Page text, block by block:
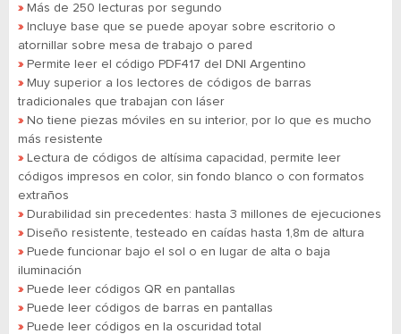
»Más de 250 lecturas por segundo
» Incluye base que se puede apoyar sobre escritorio o
atornillar sobre mesa de trabajo o pared
»Permite leer el código PDF417 del DNI Argentino
»Muy superior a los lectores de códigos de barras
tradicionales que trabajan con láser
»No tiene piezas móviles en su interior, por lo que es mucho
más resistente
»Lectura de códigos de altísima capacidad, permite leer
códigos impresos en color, sin fondo blanco o con formatos
extraños
»Durabilidad sin precedentes: hasta 3 millones de ejecuciones
»Diseño resistente, testeado en caídas hasta 1,8m de altura
» Puede funcionar bajo el sol o en lugar de alta o baja
iluminación
»Puede leer códigos QR en pantallas
»Puede leer códigos de barras en pantallas
»Puede leer códigos en la oscuridad total